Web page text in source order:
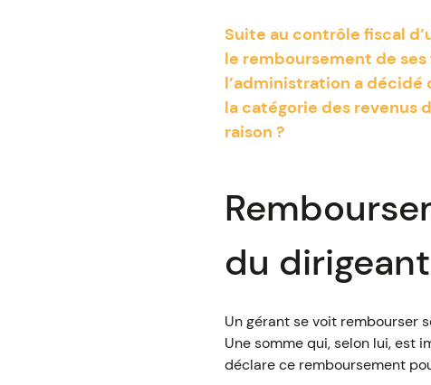
Suite au contrôle fiscal
le remboursement de
l’administration a décidé
la catégorie des revenus
raison ?
du
Un gérant se voit rembourser
Une somme qui, selon lui, est
déclare ce remboursement